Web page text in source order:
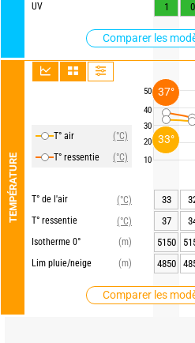
UV
Comparer les
TEMPÉRATURE
T° air
(°C)
T° ressentie
(°C)
T° de l'air
(°C)
T° ressentie
(°C)
Isotherme 0°
(m)
Lim pluie/neige
(m)
Comparer les
50
40
30
20
10
1
0
33
37
5150
4850
33°
37°